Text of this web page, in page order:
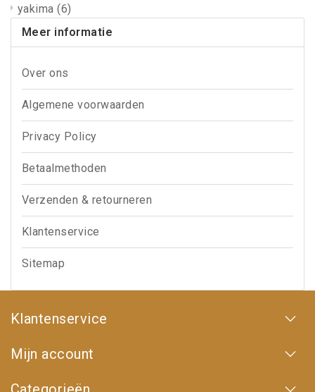
yakima(6)
Meer informatie
Over ons
Algemene voorwaarden
Privacy Policy
Betaalmethoden
Verzenden & retourneren
Klantenservice
Sitemap
Klantenservice
Mijn account